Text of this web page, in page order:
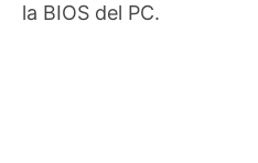
la BIOS del PC.